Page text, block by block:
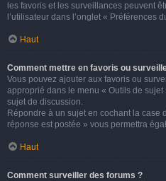
les favoris et les surveillances peuvent
l’utilisateur dans l’onglet « Préférences
Haut
Comment mettre en favoris ou
Vous pouvez ajouter aux favoris ou
approprié dans le menu « Outils de
sujet de discussion.
Répondre à un sujet en cochant la case
réponse est postée » vous permettra
Haut
Comment surveiller des forums ?